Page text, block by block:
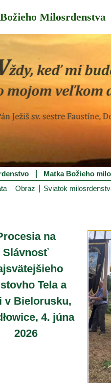
Milosrdenstva
Matka Božieho
Obraz Sviatok
na
Slávnosť
Tela a
v Bielorusku,
4. júna
2026